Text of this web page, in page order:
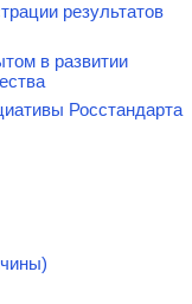
результатов
в развитии
Росстандарта